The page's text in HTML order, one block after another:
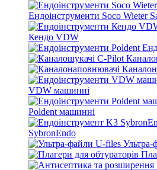
Ендоінструменти Soco Wieter
Кендо VDW
VDW машинні
Poldent машинні
SybronEndo